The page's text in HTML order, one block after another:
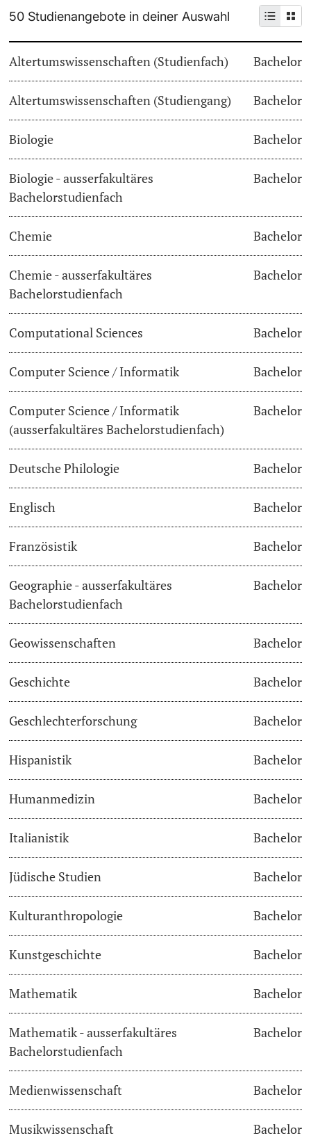
Doktorierende
Fördernde & Alumni
weitere Informationen
Dozierende
Informationen, Veranstaltungen & Schnuppern
Studienberatung
Studienfachberatung
Im Studium
Vorlesungsverzeichnis
Belegen
Termine & Fristen
Dokumente und Verifikation
«Start Smart»-Week
Mobilität
Campus Stories
Hörerinnen/Hörer
Student Life
Beratung & Support
Studienberatung
Studienfinanzierung
Berufseinstieg & Laufbahnberatung
Soziales & Gesundheit
Koordinationsstelle für Geflüchtete
Beratungswegweiser
Lernen & Lehren
KI in Studium und Lehre
Digitales Lernen
Sprachenzentrum
Weiterbildung
Universität
50 Studienangebote in deiner Auswahl
Altertumswissenschaften (Studienfach) Bachelor
Altertumswissenschaften (Studiengang) Bachelor
Biologie Bachelor
Biologie - ausserfakultäres
Bachelorstudienfach
Bachelor
Chemie Bachelor
Chemie - ausserfakultäres
Bachelorstudienfach
Bachelor
Computational Sciences Bachelor
Computer Science / Informatik Bachelor
Computer Science / Informatik
(ausserfakultäres Bachelorstudienfach)
Bachelor
Deutsche Philologie Bachelor
Englisch Bachelor
Französistik Bachelor
Geographie - ausserfakultäres
Bachelorstudienfach
Bachelor
Geowissenschaften Bachelor
Geschichte Bachelor
Geschlechterforschung Bachelor
Hispanistik Bachelor
Humanmedizin Bachelor
Italianistik Bachelor
Jüdische Studien Bachelor
Kulturanthropologie Bachelor
Kunstgeschichte Bachelor
Mathematik Bachelor
Mathematik - ausserfakultäres
Bachelorstudienfach
Bachelor
Medienwissenschaft Bachelor
Musikwissenschaft Bachelor